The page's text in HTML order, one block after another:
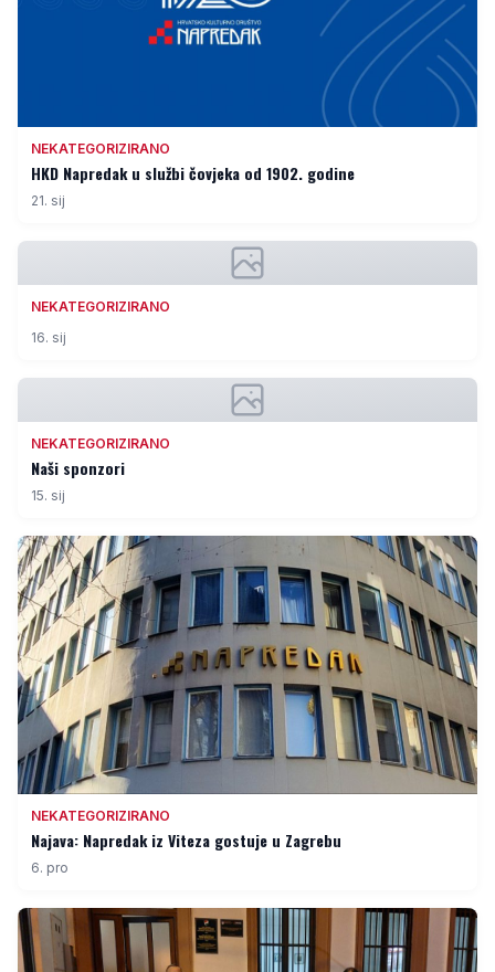
NEKATEGORIZIRANO
HKD Napredak u službi čovjeka od 1902. godine
21. sij
NEKATEGORIZIRANO
16. sij
NEKATEGORIZIRANO
Naši sponzori
15. sij
NEKATEGORIZIRANO
Najava: Napredak iz Viteza gostuje u Zagrebu
6. pro